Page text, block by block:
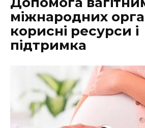
міжнародних
корисні ресурси і
підтримка